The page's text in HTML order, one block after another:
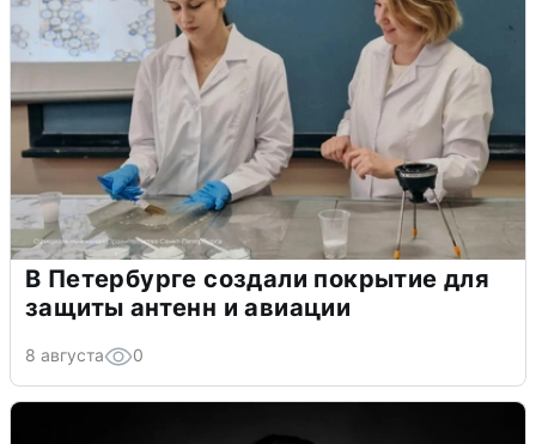
В Петербурге создали покрытие для
защиты антенн и авиации
8 августа 0